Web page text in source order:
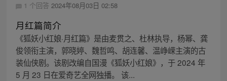
1 个回答 2024年08月03日 02:58
月红篇简介
《狐妖小红娘·月红篇》是由麦贯之、杜林执导，杨幂、龚
俊领衔主演，郭晓婷、魏哲鸣、胡连馨、温峥嵘主演的古
装仙侠剧。该剧改编自国漫《狐妖小红娘》，于 2024 年
5 月 23 日在爱奇艺全网独播。 该...